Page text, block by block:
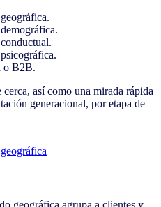
o B2B.
así como una mirada rápida
generacional, por etapa de